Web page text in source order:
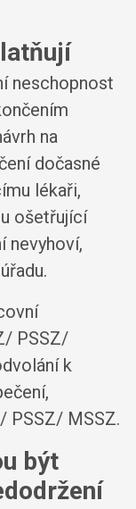
neschopnost
na
dočasné
lékaři,
ošetřující
nevyhoví,
PSSZ/
k
PSSZ/ MSSZ.
být